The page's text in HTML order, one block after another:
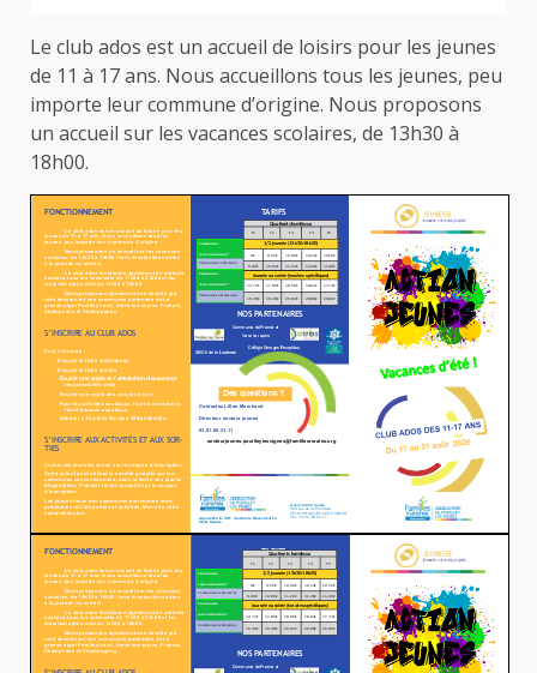
Le club ados est un accueil de loisirs pour les jeunes
de 11 à 17 ans. Nous accueillons tous les jeunes, peu
importe leur commune d’origine. Nous proposons
un accueil sur les vacances scolaires, de 13h30 à
18h00.